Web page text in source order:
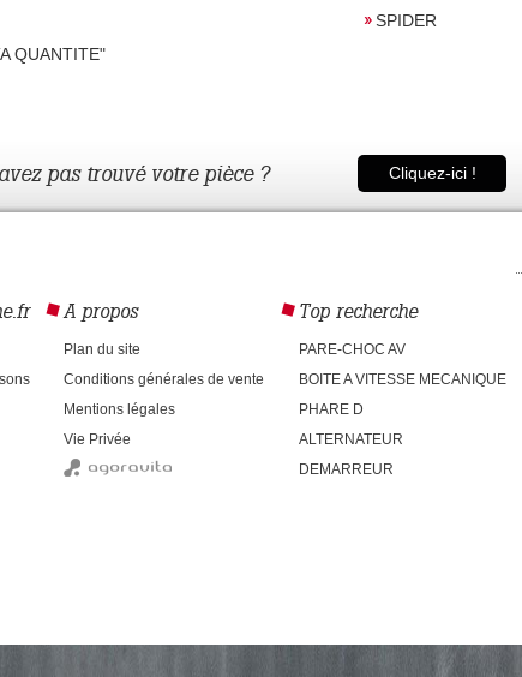
QUANTITE"
SPIDER
pas trouvé votre pièce ? Cliquez-ici !
A propos
Plan du site
Conditions générales de vente
Mentions légales
Vie Privée
Top recherche
PARE-CHOC AV
BOITE A VITESSE MECANIQUE
PHARE D
ALTERNATEUR
DEMARREUR